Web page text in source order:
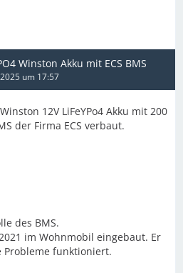
Winston Akku mit ECS BMS
um 17:57
12V LiFeYPo4 Akku mit 200
der Firma ECS verbaut.
des BMS.
im Wohnmobil eingebaut. Er
Probleme funktioniert.